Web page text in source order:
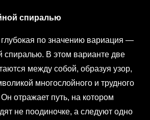
спиралью
по значению вариация —
спиралью. В этом варианте две
между собой, образуя узор,
многослойного и трудного
отражает путь, на котором
не поодиночке, а следуют одно